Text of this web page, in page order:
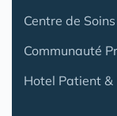
Centre de
Communauté
Hotel Patient